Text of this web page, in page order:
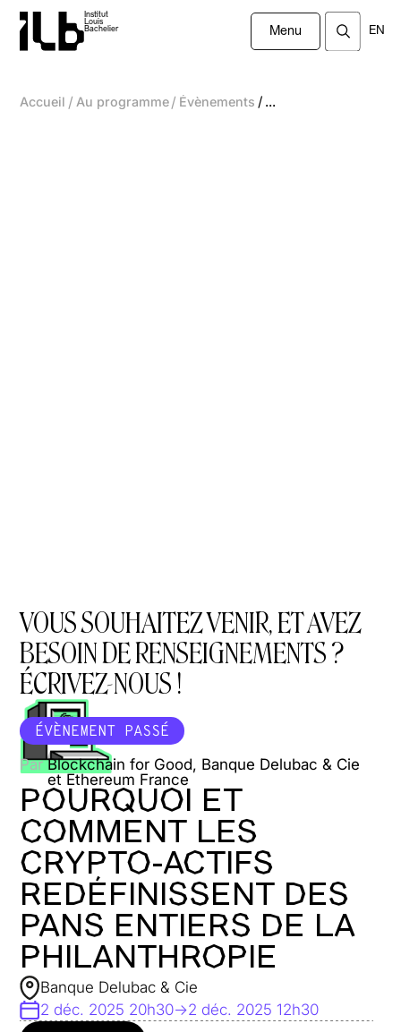
Institut
Louis
Bachelier
Menu EN
Accueil / Au programme/ Évènements / ...
VOUS SOUHAITEZ VENIR, ET AVEZ
BESOIN DE RENSEIGNEMENTS ?
ÉCRIVEZ-NOUS !
ÉVÈNEMENT PASSÉ
Par Blockchain for Good, Banque Delubac & Cie
et Ethereum France
POURQUOI ET
COMMENT LES
CRYPTO-ACTIFS
REDÉFINISSENT DES
PANS ENTIERS DE LA
PHILANTHROPIE
Banque Delubac & Cie
2 déc. 2025 20h30->2 déc. 2025 12h30